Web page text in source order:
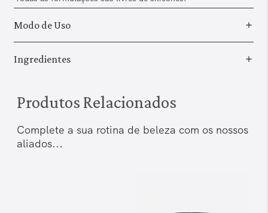
Modo de Uso
Ingredientes
Produtos Relacionados
Complete a sua rotina de beleza com os nossos
aliados...